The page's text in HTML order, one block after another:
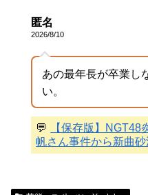
匿名
2026/8/10
あの最年長が卒業し
い。
💬
【保存版】
帆さん事件から新曲